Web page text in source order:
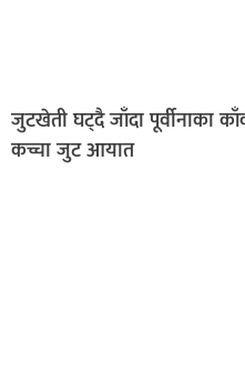
जुटखेती घट्दै जाँदा पूर्वीनाका
कच्चा जुट आयात